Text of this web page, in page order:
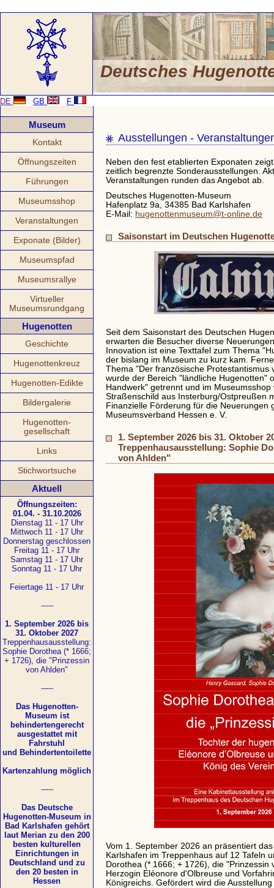
Deutsches
DE GB F
Museum
Kontakt
Öffnungszeiten
Führungen
Museumsshop
Veranstaltungen
Exponate (Bilder)
Museumspfad
Museumsrallye
Virtueller
Museumsrundgang
Hugenotten
Geschichte
Hugenottenkreuz
Hugenotten-Edikte
Bildergalerie
Hugenotten-
gesellschaft
Links
Stichwortsuche
Aktuell
Öffnungszeiten:
01.04. - 31.10.2026
Dienstag 11 - 17 Uhr
Mittwoch 11 - 17 Uhr
Donnerstag geschlossen
Freitag 11 - 17 Uhr
Samstag 11 - 17 Uhr
Sonntag 11 - 17 Uhr
Feiertage 11 - 17 Uhr
-----
1. September 2026 bis
31. Oktober 2027
Treppenhausausstellung:
Sophie Dorothea (* 1666;
+ 1726), die "Prinzessin
von Ahlden"
-----
Das Hugenotten-
Museum ist
behindertengerecht
ausgestattet mit
Fahrstuhl
und Behindertentoilette
Kartenzahlung möglich
-----
Das Deutsche
Hugenotten-Museum in
Bad Karlshafen gehört
laut Merian zu den 200
besten kulturellen
Einrichtungen in
Deutschland und zu
den 20 besten in
Hessen
Ausstellungen -
Neben den fest etablierten Exponaten
zeitlich begrenzte Sonderausstellungen.
Veranstaltungen runden das Angebot ab.
Deutsches Hugenotten-Museum
Hafenplatz 9a, 34385 Bad Karlshafen
E-Mail: hugenottenmuseum@t-online.de
Saisonstart im Deutschen
Seit dem Saisonstart des Deutschen
erwarten die Besucher diverse
Innovation ist eine Texttafel zum Thema
der bislang im Museum zu kurz kam.
Thema "Der französische
wurde der Bereich "ländliche Hugenotten"
Handwerk" getrennt und im
Straßenschild aus Insterburg/Ostpreußen
Finanzielle Förderung für die Neuerungen
Museumsverband Hessen e. V.
1. September 2026 bis 31. Oktober
Treppenhausausstellung: Sophie
von Ahlden"
Vom 1. September 2026 an präsentiert
Karlshafen im Treppenhaus auf 12 Tafeln
Dorothea (* 1666; + 1726), die
Herzogin Eléonore d'Olbreuse und
Königreichs. Gefördert wird die